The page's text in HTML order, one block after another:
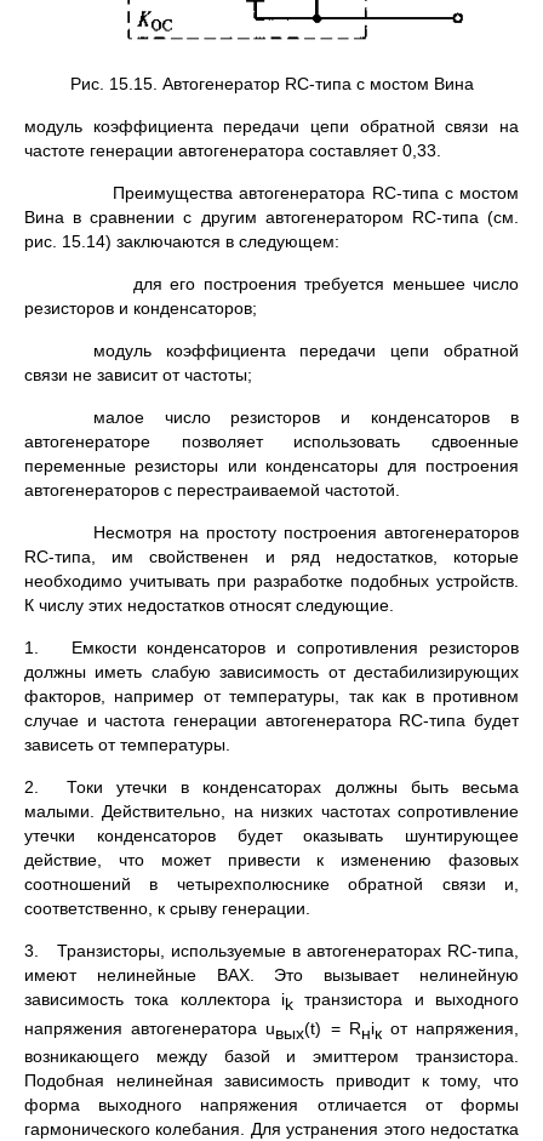
Рис. 15.15. Автогенератор RС-типа с мостом Вина
модуль коэффициента передачи цепи обратной связи на
частоте генерации автогенератора составляет 0,33.
Преимущества автогенератора RС-типа с мостом
Вина в срав­нении с другим автогенератором RС-типа (см.
рис. 15.14) заклю­чаются в следующем:
для его построения требуется меньшее число
резисторов и кон­денсаторов;
модуль коэффициента передачи цепи обратной
связи не зави­сит от частоты;
малое число резисторов и конденсаторов в
автогенераторе позво­ляет использовать сдвоенные
переменные резисторы или конденса­торы для построения
автогенераторов с перестраиваемой частотой.
Несмотря на простоту построения автогенераторов
RС-типа, им свойственен и ряд недостатков, которые
необходимо учиты­вать при разработке подобных устройств.
К числу этих недостат­ков относят следующие.
1. Емкости конденсаторов и сопротивления резисторов
долж­ны иметь слабую зависимость от дестабилизирующих
факторов, например от температуры, так как в противном
случае и частота генерации автогенератора RC-типа будет
зависеть от температуры.
2. Токи утечки в конденсаторах должны быть весьма
малыми. Действительно, на низких частотах сопротивление
утечки кон­денсаторов будет оказывать шунтирующее
действие, что может привести к изменению фазовых
соотношений в четырехполюсни­ке обратной связи и,
соответственно, к срыву генерации.
3. Транзисторы, используемые в автогенераторах RС-типа,
имеют нелинейные ВАХ. Это вызывает нелинейную
зависимость тока коллектора ik транзистора и выходного
напряжения автогене­ратора uвых(t) = Rнiкот напряжения,
возникающего между базой и эмиттером транзистора.
Подобная нелинейная зависимость при­водит к тому, что
форма выходного напряжения отличается от формы
гармонического колебания. Для устранения этого недостатка